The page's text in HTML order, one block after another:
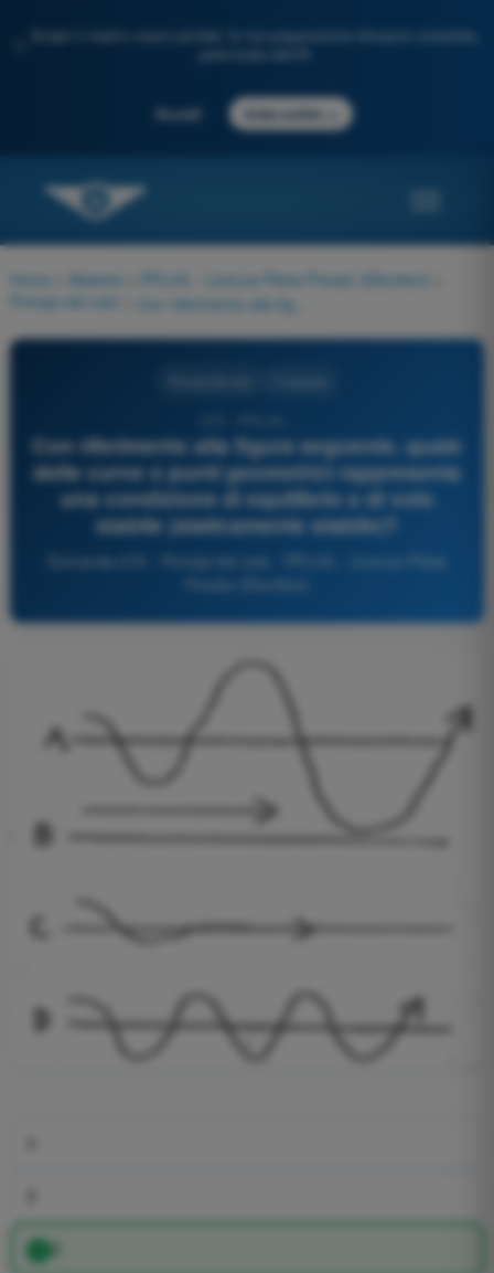
Scopri il nostro nuovo portale: la tua preparazione d'esame completa,
Accedi Inizia subito
Home Materie PPL(H) - Licenza Pilota Privato (Elicotteri)
Principi del volo
Con riferimento alla figura seguente, quale
delle curve o punti geometrici rappresenta
una condizione di equilibrio o di volo
stabile (staticamente stabile)?
C